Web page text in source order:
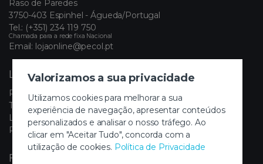
Valorizamos a sua privacidade
Utilizamos cookies para melhorar a sua
experiência de navegação, apresentar conteúdos
personalizados e analisar o nosso tráfego. Ao
clicar em "Aceitar Tudo", concorda com a
utilização de cookies. Política de Privacidade
Raso de Paredes
3750-403 Espinhel - Águeda/Portugal
Tel.: (+351) 234 119 750
Chamada para a rede fixa Nacional
Email: lojaonline@pecol.pt
LINKS ÚTEIS
Política de Privacidade
Termos e Condições
Livro de Reclamações Eletrónico
Painel de Cookies
FIQUE A PAR DAS NOVIDADES